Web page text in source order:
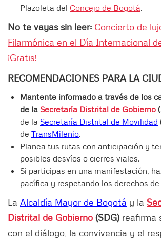
Plazoleta del Concejo de Bogotá.
No te vayas sin leer: Concierto de
Filarmónica en el Día Internacional
¡Gratis!
RECOMENDACIONES PARA LA
Mantente informado a través de los
de la Secretaría Distrital de Gobierno
de la Secretaría Distrital de Movilidad
de TransMilenio.
Planea tus rutas con anticipación y
posibles desvíos o cierres viales.
Si participas en una manifestación,
pacífica y respetando los derechos
La Alcaldía Mayor de Bogotá y la
Distrital de Gobierno (SDG) reafirma
con el diálogo, la convivencia y el